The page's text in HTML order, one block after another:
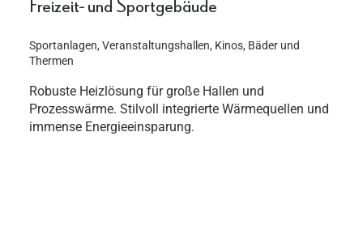
Freizeit- und Sportgebäude
Sportanlagen, Veranstaltungshallen, Kinos, Bäder und
Thermen
Robuste Heizlösung für große Hallen und
Prozesswärme. Stilvoll integrierte Wärmequellen und
immense Energieeinsparung.